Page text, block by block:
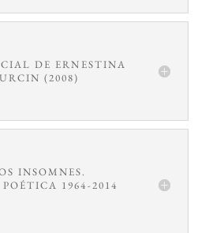
DE ERNESTINA
(2008)
INSOMNES.
1964-2014